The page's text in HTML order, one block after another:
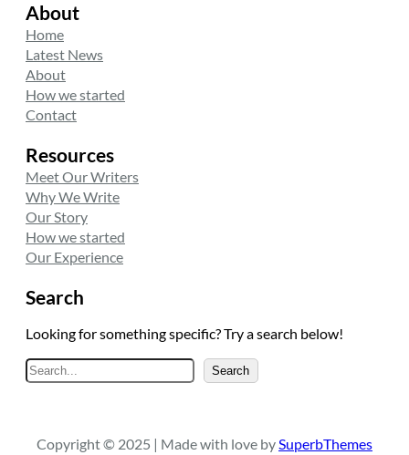
About
Home
Latest News
About
How we started
Contact
Resources
Meet Our Writers
Why We Write
Our Story
How we started
Our Experience
Search
Looking for something specific? Try a search below!
A
r
Search
Copyright © 2025 | Made with love by SuperbThemes